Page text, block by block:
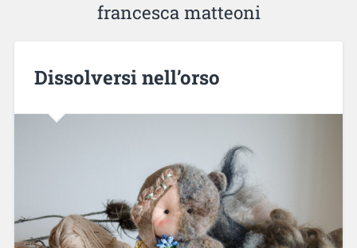
francesca matteoni
Dissolversi nell’orso